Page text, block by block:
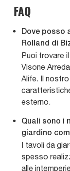
FAQ
Dove posso
Rolland di
Puoi trovare
Visone
Alife. Il
esterno.
Quali sono i
giardino
I tavoli da
spesso
alle